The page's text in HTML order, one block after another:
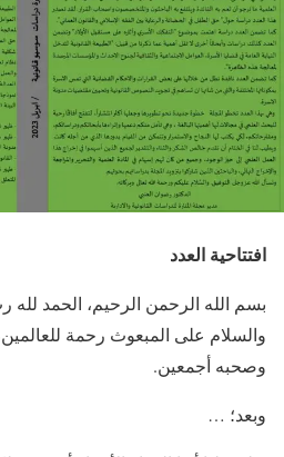
افتتاحية العدد
بسم الله الرحمن الرحيم، الحمد لله
والسلام على المبعوث رحمة
وصحبه أجمعين.
وبعد؛ …